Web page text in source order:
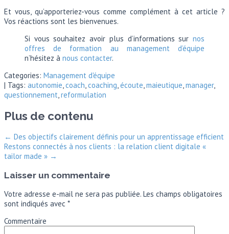
Et vous, qu’apporteriez-vous comme complément à cet article ?
Vos réactions sont les bienvenues.
Si vous souhaitez avoir plus d’informations sur nos
offres de formation au management d’équipe
n’hésitez à nous contacter.
Categories: Management d'équipe
| Tags: autonomie,coach,coaching,écoute,maieutique,manager,
questionnement,reformulation
Plus de contenu
← Des objectifs clairement définis pour un apprentissage efficient
Restons connectés à nos clients : la relation client digitale «
tailor made » →
Laisser un commentaire
Votre adresse e-mail ne sera pas publiée. Les champs obligatoires
sont indiqués avec *
Commentaire